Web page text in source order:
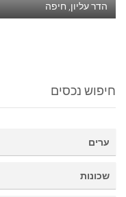
הדר עליון, חיפה
חיפוש נכסים
ערים
שכונות